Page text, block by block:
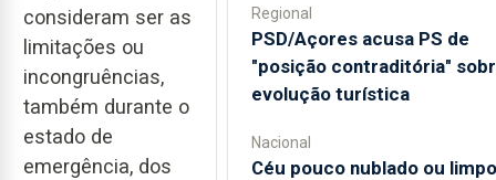
consideram ser as
limitações ou
incongruências,
também durante o
estado de
emergência, dos
Regional
PSD/Açores acusa PS de
"posição contraditória"
evolução turística
Nacional
Céu pouco nublado ou limpo